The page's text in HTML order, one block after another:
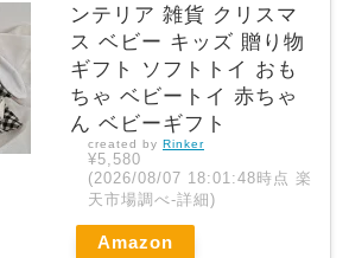
ンテリア 雑貨 クリスマ
ス ベビー キッズ 贈り物
ギフト ソフトトイ おも
ちゃ ベビートイ 赤ちゃ
ん ベビーギフト
created by Rinker
¥5,580
(2026/08/07 18:01:48時点 楽
天市場調べ-詳細)
Amazon